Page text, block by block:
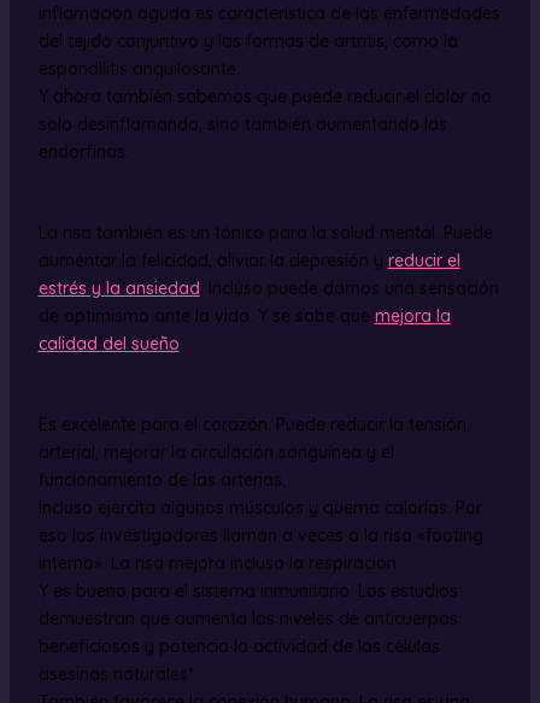
inflamación aguda es característica de las enfermedades
del tejido conjuntivo y las formas de artritis, como la
espondilitis anquilosante.
Y ahora también sabemos que puede reducir el dolor no
solo desinflamando, sino también aumentando las
endorfinas.
La risa también es un tónico para la salud mental. Puede
aumentar la felicidad, aliviar la depresión y reducir el
estrés y la ansiedad. Incluso puede darnos una sensación
de optimismo ante la vida. Y se sabe que mejora la
calidad del sueño.
Es excelente para el corazón. Puede reducir la tensión
arterial, mejorar la circulación sanguínea y el
funcionamiento de las arterias.
Incluso ejercita algunos músculos y quema calorías. Por
eso los investigadores llaman a veces a la risa «footing
interno». La risa mejora incluso la respiración.
Y es bueno para el sistema inmunitario. Los estudios
demuestran que aumenta los niveles de anticuerpos
beneficiosos y potencia la actividad de las células
asesinas naturales*.